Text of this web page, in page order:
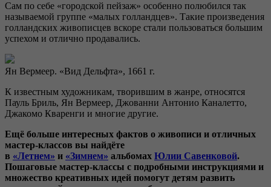
Сам по себе «городской пейзаж» особенно полюбился так
называемой группе «малых голландцев». Такие произведения
голландских живописцев вскоре стали пользоваться большим
успехом и отлично продавались.
Ян Вермеер. «Вид Дельфта», 1661 г.
К известным художникам, творившим в жанре, относятся
Пауль Бриль, Ян Вермеер, Джованни Антонио Каналетто,
Джакомо Кваренги и многие другие.
Ещё больше интересных фактов о живописи и отличных
мастер-классов вы найдёте
в «Летнем» и «Зимнем» альбомах Юлии Савенковой.
Пошаговые мастер-классы с подробными инструкциями и
множество креативных идей помогут детям развить